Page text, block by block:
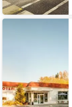
Отель